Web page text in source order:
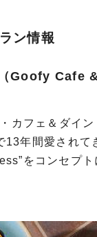
ン情報
（Goofy Cafe
カフェ＆ダイ
年間愛されて
をコンセプト